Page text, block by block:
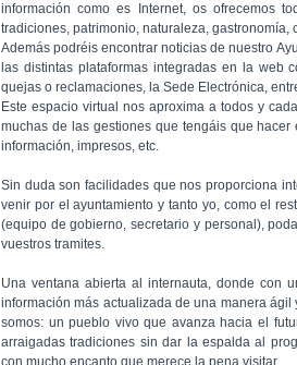
información como es Internet, os ofrecemos
tradiciones, patrimonio, naturaleza,
Además podréis encontrar noticias de nuestro
las distintas plataformas integradas en la web
quejas o reclamaciones, la Sede Electrónica,
Este espacio virtual nos aproxima a todos y
muchas de las gestiones que tengáis que hacer
información, impresos, etc.
Sin duda son facilidades que nos proporciona
venir por el ayuntamiento y tanto yo, como el
(equipo de gobierno, secretario y personal),
vuestros tramites.
Una ventana abierta al internauta, donde con
información más actualizada de una manera
somos: un pueblo vivo que avanza hacia el
arraigadas tradiciones sin dar la espalda al
con mucho encanto que merece la pena visitar.